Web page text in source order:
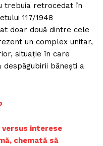
trebuia retrocedat în
117/1948
doar două dintre cele
un complex unitar,
situație în care
bănești a
interese
chemată să